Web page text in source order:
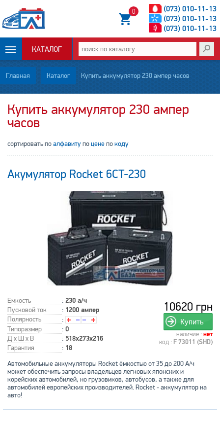
(073) 010-11-13
(073) 010-11-13
(073) 010-11-13
0
КАТАЛОГ
ОПЛАТА И
ДОСТАВКА
НОВОСТИ
СТАТЬИ
О НАС
Главная Каталог Купить аккумулятор 230 ампер часов
Купить аккумулятор 230 ампер
часов
сортировать поалфавитупоценепокоду
Акумулятор Rocket 6CT-230
Емкость : 230 а/ч
Пусковой ток : 1200 ампер
Полярность
:
Типоразмер
: 0
Д x Ш x В : 518x273x216
Гарантия : 18
10620 грн
Купить
наличие : нет
код : F 73011 (SHD)
Автомобильные аккумуляторы Rocket ёмкостью от 35 до 200 А/ч
может обеспечить запросы владельцев легковых японских и
корейских автомобилей, но грузовиков, автобусов, а также для
автомобилей европейских производителей. Rocket - аккумулятор на
авто!